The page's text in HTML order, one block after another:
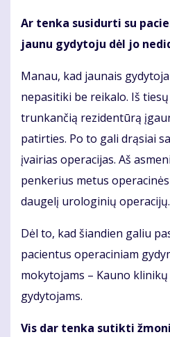
Ar tenka susidurti su
jaunu gydytoju dėl jo
Manau, kad jaunais
nepasitiki be reikalo. Iš
trunkančią rezidentūrą
patirties. Po to gali drąsiai
įvairias operacijas. Aš
penkerius metus
daugelį urologinių operacijų.
Dėl to, kad šiandien galiu
pacientus operaciniam
mokytojams – Kauno
gydytojams.
Vis dar tenka sutikti